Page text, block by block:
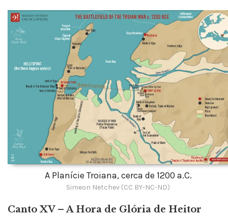
A Planície Troiana, cerca de 1200 a.C.
Simeon Netchev (CC BY-NC-ND)
Canto XV – A Hora de Glória de Heitor